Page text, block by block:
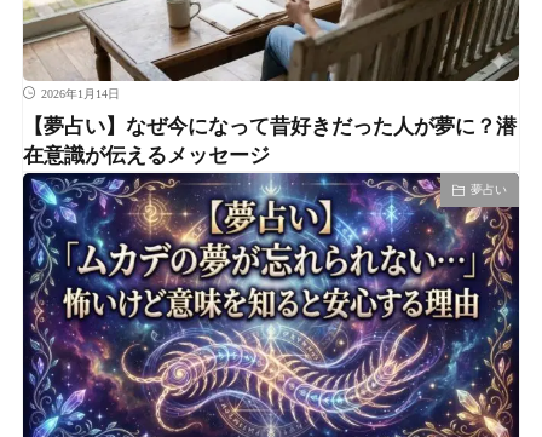
2026年1月14日
【夢占い】なぜ今になって昔好きだった人が夢に？潜
在意識が伝えるメッセージ
夢占い